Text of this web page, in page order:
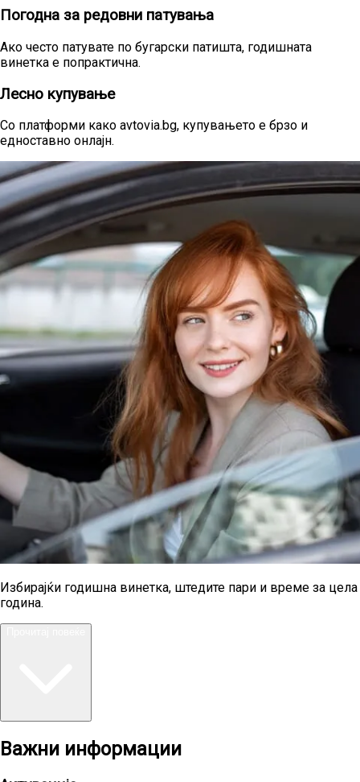
Погодна за редовни патувања
Ако често патувате по бугарски патишта, годишната
винетка е попрактична.
Лесно купување
Со платформи како avtovia.bg, купувањето е брзо и
едноставно онлајн.
Избирајќи годишна винетка, штедите пари и време за цела
година.
Важни информации